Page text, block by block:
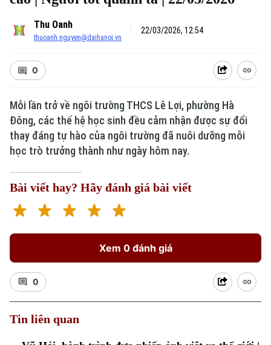
Xu hướng
Thu Oanh
thuoanh.nguyen@daihanoi.vn
22/03/2026, 12:54
0
Mỗi lần trở về ngôi trường THCS Lê Lợi, phường Hà
Đông, các thế hệ học sinh đều cảm nhận được sự đổi
thay đáng tự hào của ngôi trường đã nuôi dưỡng mỗi
học trò trưởng thành như ngày hôm nay.
Bài viết hay? Hãy đánh giá bài viết
Xem 0 đánh giá
0
Tin liên quan